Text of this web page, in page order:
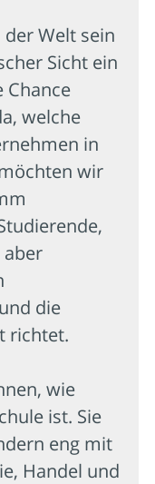
Welt sein
Sicht ein
Chance
welche
in
wir
aber
die
richtet.
wie
ist. Sie
eng mit
Handel und